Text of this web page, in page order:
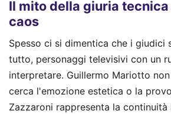
Il mito della giuria
caos
Spesso ci si dimentica che i giudici
tutto, personaggi televisivi con un
interpretare. Guillermo Mariotto
cerca l'emozione estetica o la
Zazzaroni rappresenta la continuità